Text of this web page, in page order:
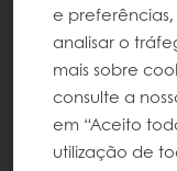
e
analisar o
mais sobre
consulte a
em “Aceito
utilização de